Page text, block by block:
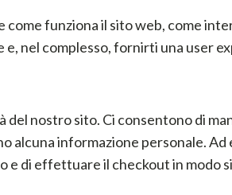
funziona il sito web, come
nel complesso, fornirti una user
nostro sito. Ci consentono di
alcuna informazione personale. Ad
e di effettuare il checkout in modo